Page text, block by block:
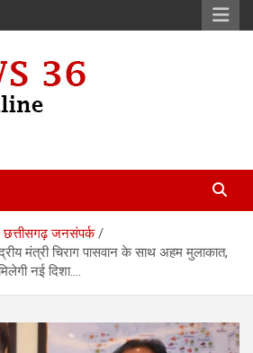
छत्तीसगढ़ जनसंपर्क
मंत्री चिराग पासवान के साथ अहम मुलाकात,
नई दिशा….